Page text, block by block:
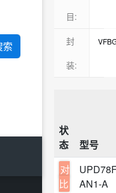
索
目:
封
装:
64-
64-
状
态
型号
对
比
AN1-A